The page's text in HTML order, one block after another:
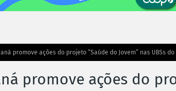
promove ações do projeto “Saúde do Jovem” nas UBSs
promove ações do